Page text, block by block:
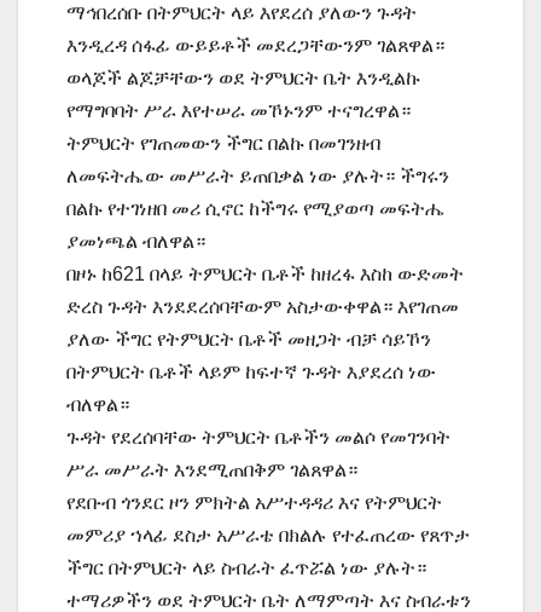
ማኅበረሰቡ በትምህርት ላይ እየደረሰ ያለውን ጉዳት
እንዲረዳ ሰፋፊ ውይይቶች መደረጋቸውንም ገልጸዋል።
ወላጆች ልጆቻቸውን ወደ ትምህርት ቤት እንዲልኩ
የማግባባት ሥራ እየተሠራ መኾኑንም ተናግረዋል።
ትምህርት የገጠመውን ችግር በልኩ በመገንዘብ
ለመፍትሔው መሥራት ይጠበቃል ነው ያሉት። ችግሩን
በልኩ የተገነዘበ መሪ ሲኖር ከችግሩ የሚያወጣ መፍትሔ
ያመነጫል ብለዋል።
በዞኑ ከ621 በላይ ትምህርት ቤቶች ከዘረፋ እስከ ውድመት
ድረስ ጉዳት እንደደረሰባቸውም አስታውቀዋል። እየገጠመ
ያለው ችግር የትምህርት ቤቶች መዘጋት ብቻ ሳይኾን
በትምህርት ቤቶች ላይም ከፍተኛ ጉዳት እያደረሰ ነው
ብለዋል።
ጉዳት የደረሰባቸው ትምህርት ቤቶችን መልሶ የመገንባት
ሥራ መሥራት እንደሚጠበቅም ገልጸዋል።
የደቡብ ጎንደር ዞን ምክትል አሥተዳዳሪ እና የትምህርት
መምሪያ ኀላፊ ደስታ አሥራቴ በክልሉ የተፈጠረው የጸጥታ
ችግር በትምህርት ላይ ስብራት ፈጥሯል ነው ያሉት።
ተማሪዎችን ወደ ትምህርት ቤት ለማምጣት እና ስብራቱን